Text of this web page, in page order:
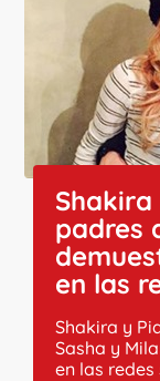
padres
en las
Shakira y
Sasha y
en las redes